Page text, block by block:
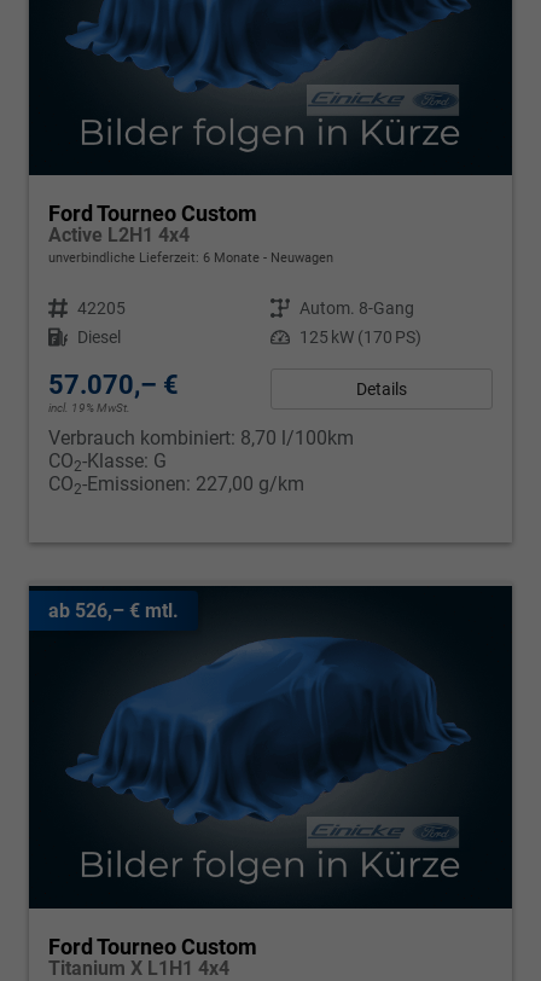
Ford Tourneo Custom
Active L2H1 4x4
unverbindliche Lieferzeit: 6 Monate Neuwagen
Fahrzeugnr. 42205 Getriebe Autom. 8-Gang
Kraftstoff Diesel Leistung 125 kW (170 PS)
57.070,– €
incl. 19% MwSt.
Details
Verbrauch kombiniert: 8,70 l/100km
CO2-Klasse: G
CO2-Emissionen: 227,00 g/km
ab 526,– € mtl.
Ford Tourneo Custom
Titanium X L1H1 4x4